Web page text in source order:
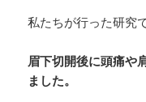
私たちが行った研究で
眉下切開後に頭痛や
ました。